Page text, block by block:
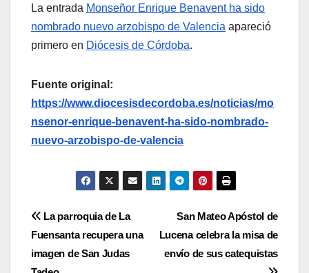
La entrada Monseñor Enrique Benavent ha sido
nombrado nuevo arzobispo de Valencia apareció
primero en Diócesis de Córdoba.
Fuente original:
https://www.diocesisdecordoba.es/noticias/mo
nsenor-enrique-benavent-ha-sido-nombrado-
nuevo-arzobispo-de-valencia
Navegación
de
San Mateo Apóstol de
Lucena celebra la misa de
envío de sus catequistas
La parroquia de La
Fuensanta recupera una
imagen de San Judas